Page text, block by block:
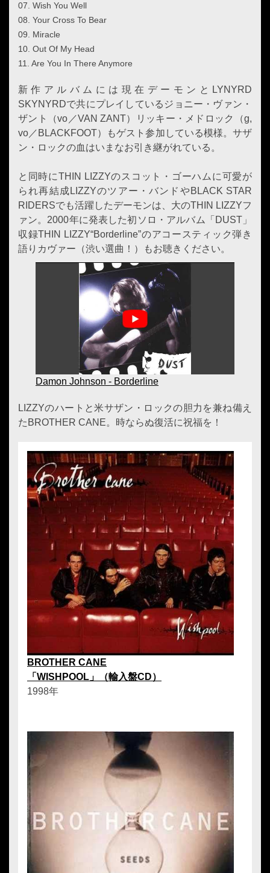
07. Wish You Well
08. Your Cross To Bear
09. Miracle
10. Out Of My Head
11. Are You In There Anymore
新作アルバムには現在デーモンとLYNYRD
SKYNYRDで共にプレイしているジョニー・ヴァン・
ザント（vo／VAN ZANT）リッキー・メドロック（g,
vo／BLACKFOOT）もゲスト参加している模様。サザ
ン・ロックの血はいまなお引き継がれている。
と同時にTHIN LIZZYのスコット・ゴーハムに可愛が
られ再結成LIZZYのツアー・バンドやBLACK STAR
RIDERSでも活躍したデーモンは、大のTHIN LIZZYフ
ァン。2000年に発表した初ソロ・アルバム「DUST」
収録THIN LIZZY“Borderline”のアコースティック弾き
語りカヴァー（渋い選曲！）もお聴きください。
Damon Johnson - Borderline
LIZZYのハートと米サザン・ロックの胆力を兼ね備え
たBROTHER CANE。時ならぬ復活に祝福を！
BROTHER CANE
「WISHPOOL」（輸入盤CD）
1998年